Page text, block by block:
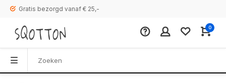
Gratis bezorgd vanaf € 25,-
0